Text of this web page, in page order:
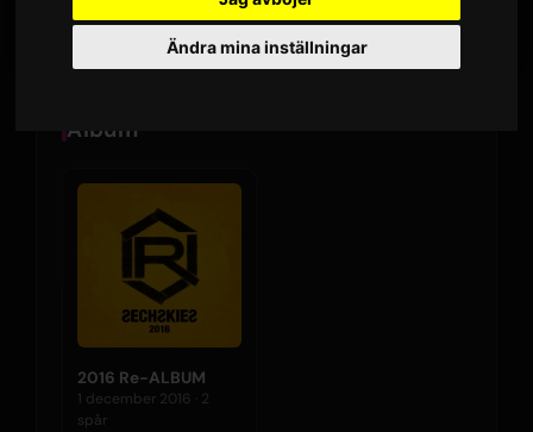
Ändra mina inställningar
Album
2016 Re-ALBUM
1 december 2016 · 2
spår